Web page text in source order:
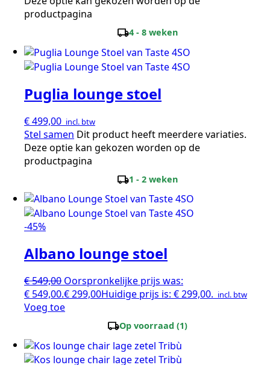
productpagina
local_shipping4 - 8 weken
Puglia lounge stoel
€499,00 incl. btw
Stel samen Dit product heeft meerdere variaties.
Deze optie kan gekozen worden op de
productpagina
local_shipping1 - 2 weken
-45%
Albano lounge stoel
€549,00 Oorspronkelijke prijs was:
€ 549,00.€299,00Huidige prijs is: € 299,00. incl. btw
Voeg toe
local_shippingOp voorraad (1)